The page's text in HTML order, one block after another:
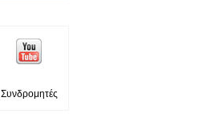
Συνδρομητές